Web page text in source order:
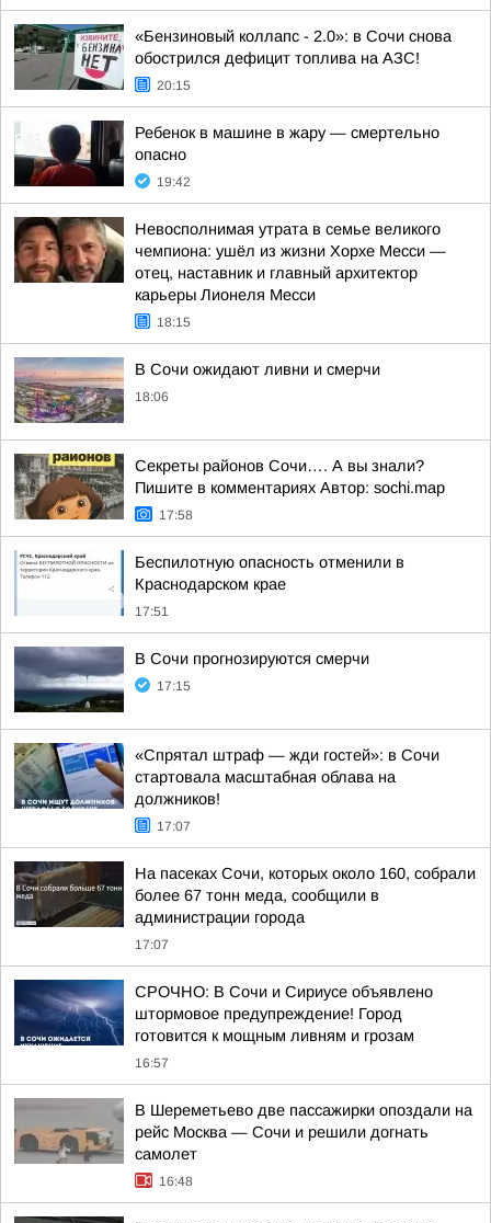
«Бензиновый коллапс - 2.0»: в Сочи снова
обострился дефицит топлива на АЗС!
20:15
Ребенок в машине в жару — смертельно
опасно
19:42
Невосполнимая утрата в семье великого
чемпиона: ушёл из жизни Хорхе Месси —
отец, наставник и главный архитектор
карьеры Лионеля Месси
18:15
В Сочи ожидают ливни и смерчи
18:06
Секреты районов Сочи…. А вы знали?
Пишите в комментариях Автор: sochi.map
17:58
Беспилотную опасность отменили в
Краснодарском крае
17:51
В Сочи прогнозируются смерчи
17:15
«Спрятал штраф — жди гостей»: в Сочи
стартовала масштабная облава на
должников!
17:07
На пасеках Сочи, которых около 160, собрали
более 67 тонн меда, сообщили в
администрации города
17:07
СРОЧНО: В Сочи и Сириусе объявлено
штормовое предупреждение! Город
готовится к мощным ливням и грозам
16:57
В Шереметьево две пассажирки опоздали на
рейс Москва — Сочи и решили догнать
самолет
16:48